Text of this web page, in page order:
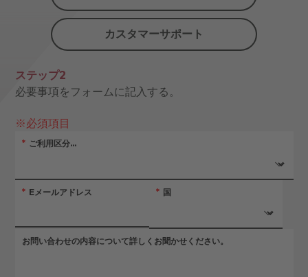
カスタマーサポート
ステップ2
必要事項をフォームに記入する。